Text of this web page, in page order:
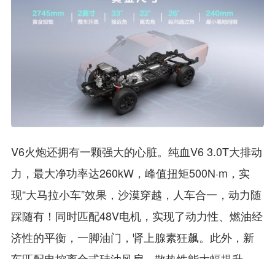
V6火炮还拥有一颗强大的心脏。纯血V6 3.0T大排动
力，最大净功率达260kW，峰值扭矩500N·m，实
现“大马拉小车”效果，沙漠穿越，人车合一，动力随
踩随有！同时匹配48V电机，实现了动力性、燃油经
济性的平衡，一脚油门，肾上腺素狂飙。此外，新